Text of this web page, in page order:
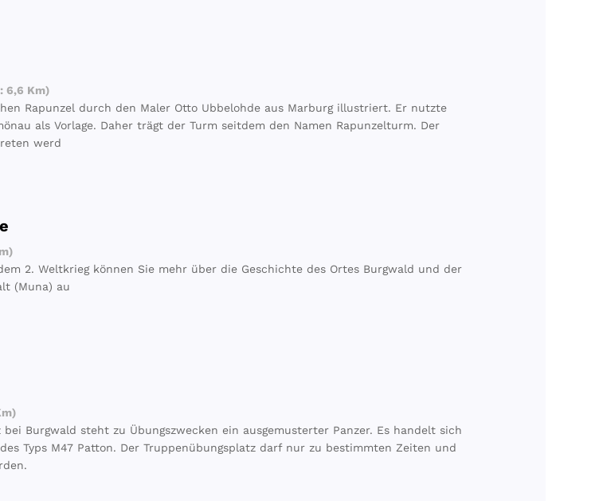
6,6 Km)
Rapunzel durch den Maler Otto Ubbelohde aus Marburg illustriert. Er nutzte
als Vorlage. Daher trägt der Turm seitdem den Namen Rapunzelturm. Der
werd
2. Weltkrieg können Sie mehr über die Geschichte des Ortes Burgwald und der
(Muna) au
Burgwald steht zu Übungszwecken ein ausgemusterter Panzer. Es handelt sich
Typs M47 Patton. Der Truppenübungsplatz darf nur zu bestimmten Zeiten und